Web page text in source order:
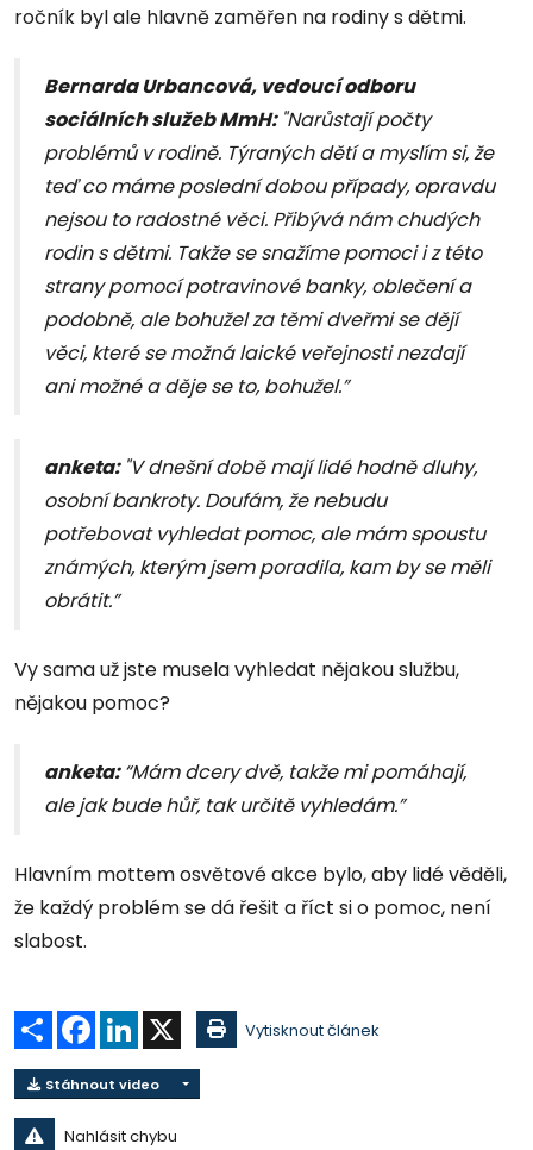
ročník byl ale hlavně zaměřen na rodiny s dětmi.
Bernarda Urbancová, vedoucí odboru
sociálních služeb MmH: "Narůstají počty
problémů v rodině. Týraných dětí a myslím si, že
teď co máme poslední dobou případy, opravdu
nejsou to radostné věci. Přibývá nám chudých
rodin s dětmi. Takže se snažíme pomoci i z této
strany pomocí potravinové banky, oblečení a
podobně, ale bohužel za těmi dveřmi se dějí
věci, které se možná laické veřejnosti nezdají
ani možné a děje se to, bohužel.”
anketa: "V dnešní době mají lidé hodně dluhy,
osobní bankroty. Doufám, že nebudu
potřebovat vyhledat pomoc, ale mám spoustu
známých, kterým jsem poradila, kam by se měli
obrátit.”
Vy sama už jste musela vyhledat nějakou službu,
nějakou pomoc?
anketa:“Mám dcery dvě, takže mi pomáhají,
ale jak bude hůř, tak určitě vyhledám.”
Hlavním mottem osvětové akce bylo, aby lidé věděli,
že každý problém se dá řešit a říct si o pomoc, není
slabost.
Sdílet Facebook
LinkedIn Vytisknout článek
Stáhnout video
Nahlásit chybu